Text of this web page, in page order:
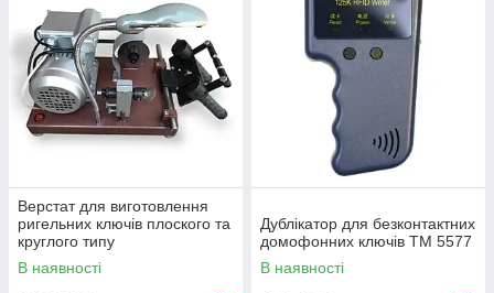
всі верстати ми перевіряємо і налаштовуємо;
проводимо навчання роботі на верстатах.
Купуйте обладнання у нас, щоб ваш бізнес був
успішним!
Верстат для виготовлення
ригельних ключів плоского та
круглого типу
В наявності
Дублікатор для безконтактних
домофонних ключів TM 5577
В наявності